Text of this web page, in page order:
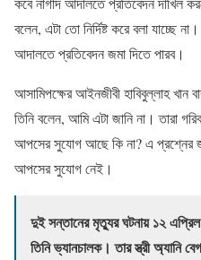
বলেন, এটা তো নির্দিষ্ট করে বলা যাচ্ছে
আদালতে প্রতিবেদন জমা দিতে পারব।
আসামিপক্ষের আইনজীবী হাবিবুল্লাহ খান
তিনি বলেন, আমি এটা জানি না। তারা
আপসের সুযোগ আছে কি না? এ প্রশ্নের
আপসের সুযোগ নেই।
দুই সন্তানের মৃত্যুর ঘটনায় ১২ এপ্রিল
তিনি ভ্যানচালক। তার স্ত্রী অ্যানি